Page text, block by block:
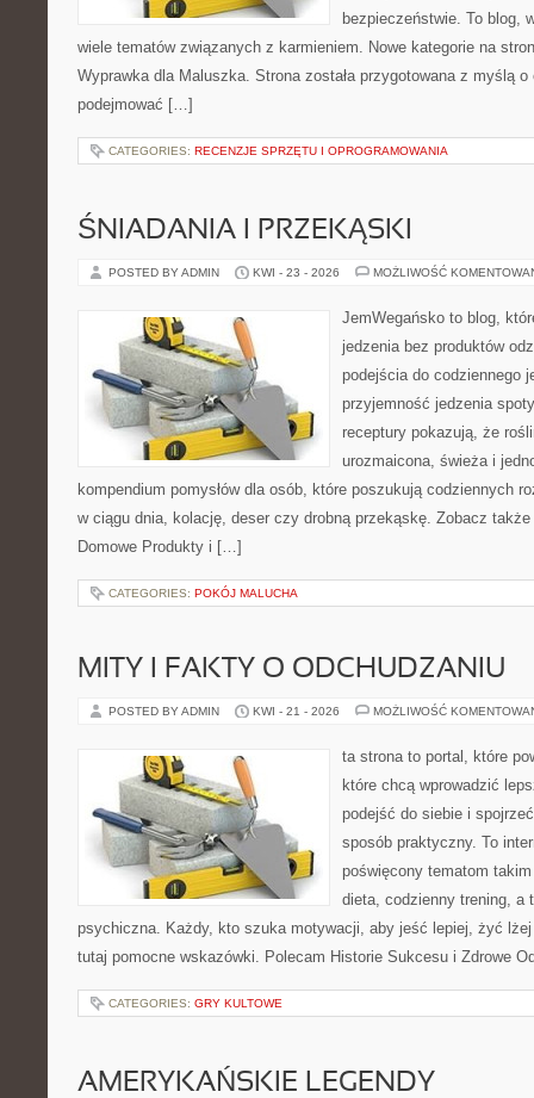
bezpieczeństwie. To blog,
wiele tematów związanych z karmieniem. Nowe kategorie na
Wyprawka dla Maluszka. Strona została przygotowana z myślą
podejmować […]
CATEGORIES: RECENZJE SPRZĘTU I OPROGRAMOWANIA
ŚNIADANIA I PRZEKĄSKI
POSTED BY ADMIN KWI - 23 - 2026 MOŻLIWOŚĆ
JemWegańsko to blog,
jedzenia bez produktów
podejścia do codziennego
przyjemność jedzenia
receptury pokazują, że
urozmaicona, świeża i
kompendium pomysłów dla osób, które poszukują codziennych
w ciągu dnia, kolację, deser czy drobną przekąskę. Zobacz
Domowe Produkty i […]
CATEGORIES: POKÓJ MALUCHA
MITY I FAKTY O ODCHUDZANIU
POSTED BY ADMIN KWI - 21 - 2026 MOŻLIWOŚĆ
ta strona to portal, które
które chcą wprowadzić
podejść do siebie i
sposób praktyczny. To
poświęcony tematom
dieta, codzienny trening, a
psychiczna. Każdy, kto szuka motywacji, aby jeść lepiej, żyć
tutaj pomocne wskazówki. Polecam Historie Sukcesu i Zdrowe
CATEGORIES: GRY KULTOWE
AMERYKAŃSKIE LEGENDY